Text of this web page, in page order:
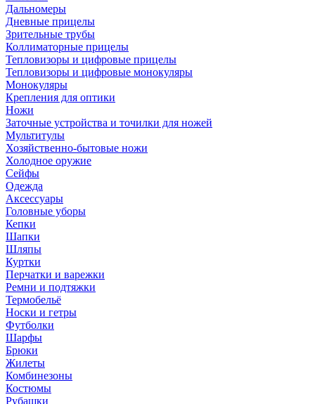
Дальномеры
Дневные прицелы
Зрительные трубы
Коллиматорные прицелы
Тепловизоры и цифровые прицелы
Тепловизоры и цифровые монокуляры
Монокуляры
Крепления для оптики
Ножи
Заточные устройства и точилки для ножей
Мультитулы
Хозяйственно-бытовые ножи
Холодное оружие
Сейфы
Одежда
Аксессуары
Головные уборы
Кепки
Шапки
Шляпы
Куртки
Перчатки и варежки
Ремни и подтяжки
Термобельё
Носки и гетры
Футболки
Шарфы
Брюки
Жилеты
Комбинезоны
Костюмы
Рубашки